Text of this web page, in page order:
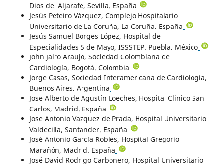
Dios del Aljarafe, Sevilla. España
Jesús Peteiro Vázquez, Complejo Hospitalario
Universitario de La Coruña, La Coruña. España
Jesús Samuel Borges López, Hospital de
Especialidades 5 de Mayo, ISSSTEP. Puebla. México
John Jairo Araujo, Sociedad Colombiana de
Cardiología, Bogotá. Colombia
Jorge Casas, Sociedad Interamericana de Cardiología,
Buenos Aires. Argentina
Jose Alberto de Agustín Loeches, Hospital Clinico San
Carlos, Madrid. España
Jose Antonio Vazquez de Prada, Hospital Universitario
Valdecilla, Santander. España
José Antonio García Robles, Hospital Gregorio
Marañón, Madrid. España
José David Rodrigo Carbonero, Hospital Universitario